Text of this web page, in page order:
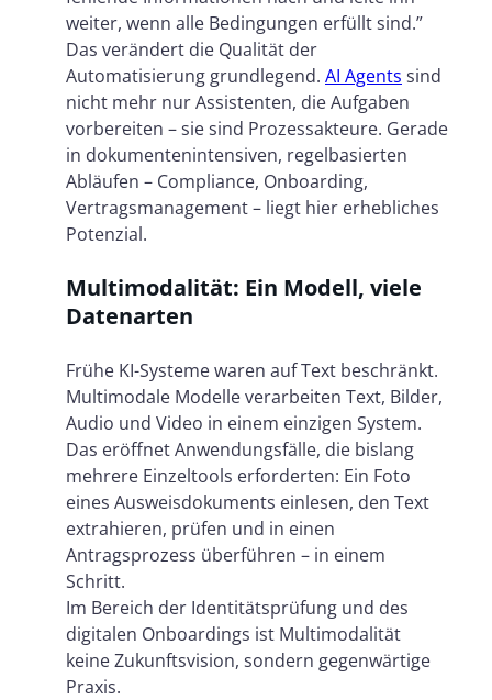
weiter, wenn alle Bedingungen erfüllt sind.”
Das verändert die Qualität der
Automatisierung grundlegend. AI Agents sind
nicht mehr nur Assistenten, die Aufgaben
vorbereiten – sie sind Prozessakteure. Gerade
in dokumentenintensiven, regelbasierten
Abläufen – Compliance, Onboarding,
Vertragsmanagement – liegt hier erhebliches
Potenzial.
Multimodalität: Ein Modell, viele
Datenarten
Frühe KI-Systeme waren auf Text beschränkt.
Multimodale Modelle verarbeiten Text, Bilder,
Audio und Video in einem einzigen System.
Das eröffnet Anwendungsfälle, die bislang
mehrere Einzeltools erforderten: Ein Foto
eines Ausweisdokuments einlesen, den Text
extrahieren, prüfen und in einen
Antragsprozess überführen – in einem
Schritt.
Im Bereich der Identitätsprüfung und des
digitalen Onboardings ist Multimodalität
keine Zukunftsvision, sondern gegenwärtige
Praxis.